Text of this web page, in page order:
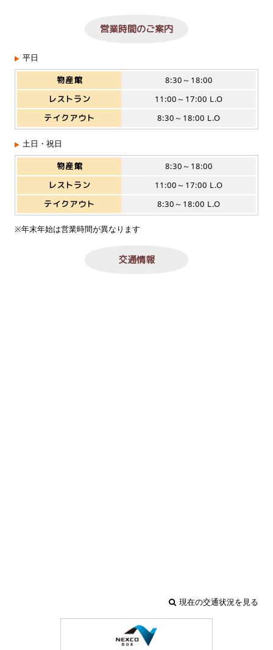
営業時間のご案内
平日
物産館
8:30～18:00
レストラン
11:00～17:00 L.O
テイクアウト
8:30～18:00 L.O
土日・祝日
物産館
8:30～18:00
レストラン
11:00～17:00 L.O
テイクアウト
8:30～18:00 L.O
※年末年始は営業時間が異なります
交通情報
現在の交通状況を見る